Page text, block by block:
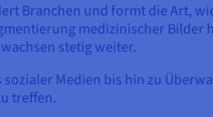
Branchen und formt die Art,
medizinischer Bilder
stetig weiter.
Medien bis hin zu
treffen.